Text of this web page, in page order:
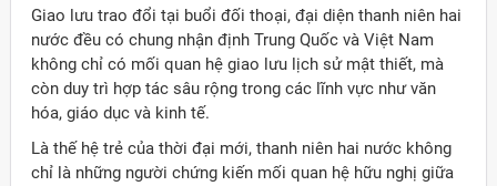
Giao lưu trao đổi tại buổi đối thoại, đại diện thanh niên hai
nước đều có chung nhận định Trung Quốc và Việt Nam
không chỉ có mối quan hệ giao lưu lịch sử mật thiết, mà
còn duy trì hợp tác sâu rộng trong các lĩnh vực như văn
hóa, giáo dục và kinh tế.
Là thế hệ trẻ của thời đại mới, thanh niên hai nước không
chỉ là những người chứng kiến mối quan hệ hữu nghị giữa